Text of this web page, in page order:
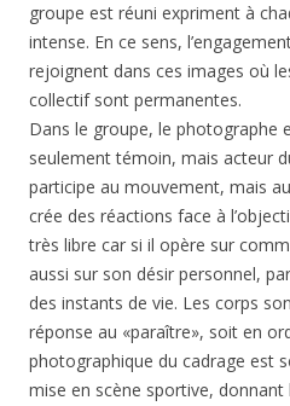
groupe est réuni expriment à
intense. En ce sens,
rejoignent dans ces images où
collectif sont permanentes.
Dans le groupe, le photographe
seulement témoin, mais acteur
participe au mouvement, mais
crée des réactions face à
très libre car si il opère sur
aussi sur son désir personnel,
des instants de vie. Les corps
réponse au «paraître», soit en
photographique du cadrage est
mise en scène sportive,